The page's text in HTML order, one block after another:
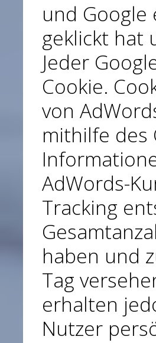
und Google
geklickt hat
Jeder
Cookie.
von
mithilfe des
AdWords-
Tracking
haben und
Tag
erhalten
Nutzer